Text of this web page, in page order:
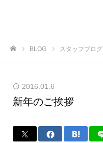
BLOG スタッフブログ
2016.01.6
新年のご挨拶